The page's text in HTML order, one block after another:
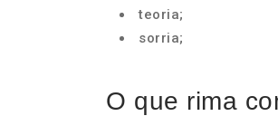
teoria;
sorria;
O que rima